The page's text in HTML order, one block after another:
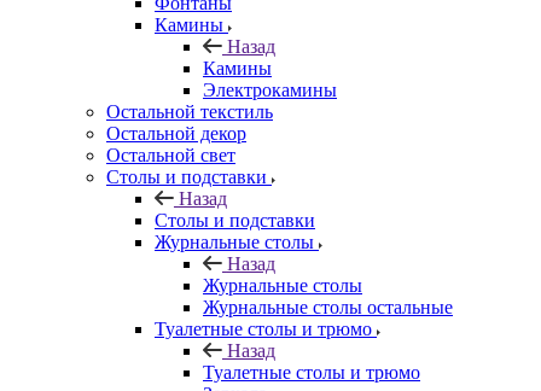
Камины
Назад
Камины
Электрокамины
Остальной текстиль
Остальной декор
Остальной свет
Столы и подставки
Назад
Столы и подставки
Журнальные столы
Назад
Журнальные столы
Журнальные столы остальные
Туалетные столы и трюмо
Назад
Туалетные столы и трюмо